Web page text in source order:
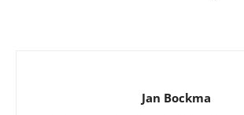
Jan Bockma